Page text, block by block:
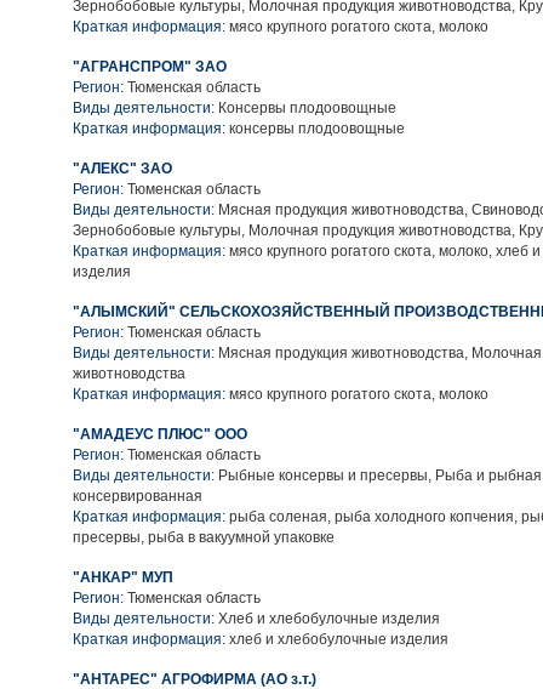
Зернобобовые культуры, Молочная продукция животноводства,
Краткая информация: мясо крупного рогатого скота, молоко
"АГРАНСПРОМ" ЗАО
Регион: Тюменская область
Виды деятельности: Консервы плодоовощные
Краткая информация: консервы плодоовощные
"АЛЕКС" ЗАО
Регион: Тюменская область
Виды деятельности: Мясная продукция животноводства,
Зернобобовые культуры, Молочная продукция животноводства,
Краткая информация: мясо крупного рогатого скота, молоко, хлеб
изделия
"АЛЫМСКИЙ" СЕЛЬСКОХОЗЯЙСТВЕННЫЙ
Регион: Тюменская область
Виды деятельности: Мясная продукция животноводства,
животноводства
Краткая информация: мясо крупного рогатого скота, молоко
"АМАДЕУС ПЛЮС" ООО
Регион: Тюменская область
Виды деятельности: Рыбные консервы и пресервы, Рыба и рыбная
консервированная
Краткая информация: рыба соленая, рыба холодного копчения,
пресервы, рыба в вакуумной упаковке
"АНКАР" МУП
Регион: Тюменская область
Виды деятельности: Хлеб и хлебобулочные изделия
Краткая информация: хлеб и хлебобулочные изделия
"АНТАРЕС" АГРОФИРМА (АО з.т.)